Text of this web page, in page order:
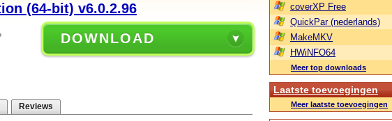
(64-bit) v6.0.2.96
DOWNLOAD
Reviews
coverXP Free
QuickPar (nederlands)
MakeMKV
HWiNFO64
Meer top downloads
Laatste toevoegingen
Meer laatste toevoegingen